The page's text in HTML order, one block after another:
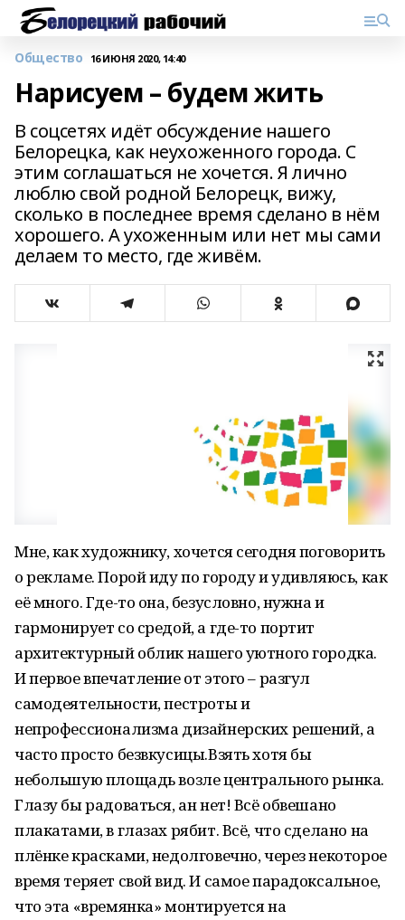
Общество 16 ИЮНЯ 2020, 14:40
Нарисуем – будем жить
В соцсетях идёт обсуждение нашего
Белорецка, как неухоженного города. С
этим соглашаться не хочется. Я лично
люблю свой родной Белорецк, вижу,
сколько в последнее время сделано в нём
хорошего. А ухоженным или нет мы сами
делаем то место, где живём.
Мне, как художнику, хочется сегодня поговорить
о рекламе. Порой иду по городу и удивляюсь, как
её много. Где-то она, безусловно, нужна и
гармонирует со средой, а где-то портит
архитектурный облик нашего уютного городка.
И первое впечатление от этого – разгул
самодеятельности, пестроты и
непрофессионализма дизайнерских решений, а
часто просто безвкусицы.Взять хотя бы
небольшую площадь возле центрального рынка.
Глазу бы радоваться, ан нет! Всё обвешано
плакатами, в глазах рябит. Всё, что сделано на
плёнке красками, недолговечно, через некоторое
время теряет свой вид. И самое парадоксальное,
что эта «времянка» монтируется на